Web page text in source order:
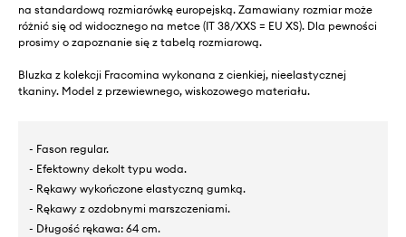
na standardową rozmiarówkę europejską. Zamawiany rozmiar może
różnić się od widocznego na metce (IT 38/XXS = EU XS). Dla pewności
prosimy o zapoznanie się z tabelą rozmiarową.
Bluzka z kolekcji Fracomina wykonana z cienkiej, nieelastycznej
tkaniny. Model z przewiewnego, wiskozowego materiału.
- Fason regular.
- Efektowny dekolt typu woda.
- Rękawy wykończone elastyczną gumką.
- Rękawy z ozdobnymi marszczeniami.
- Długość rękawa: 64 cm.